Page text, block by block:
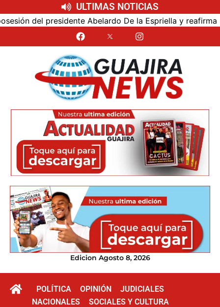
ULTIMAS NOTICIAS
del presidente Abelardo De la Espriella y reafirma su
Edicion Agosto 8, 2026
POLÍTICA OPINIÓN
JUDICIALES
NACIONALES
SOCIALES Y CULTURA